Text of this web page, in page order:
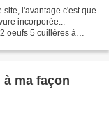
l'avantage c'est que
incorporée...
oeufs 5 cuillères à
ma façon